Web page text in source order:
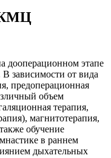
дооперационном этапе
В зависимости от вида
предоперационная
объем
терапия,
магнитотерапия,
обучение
в раннем
дыхательных